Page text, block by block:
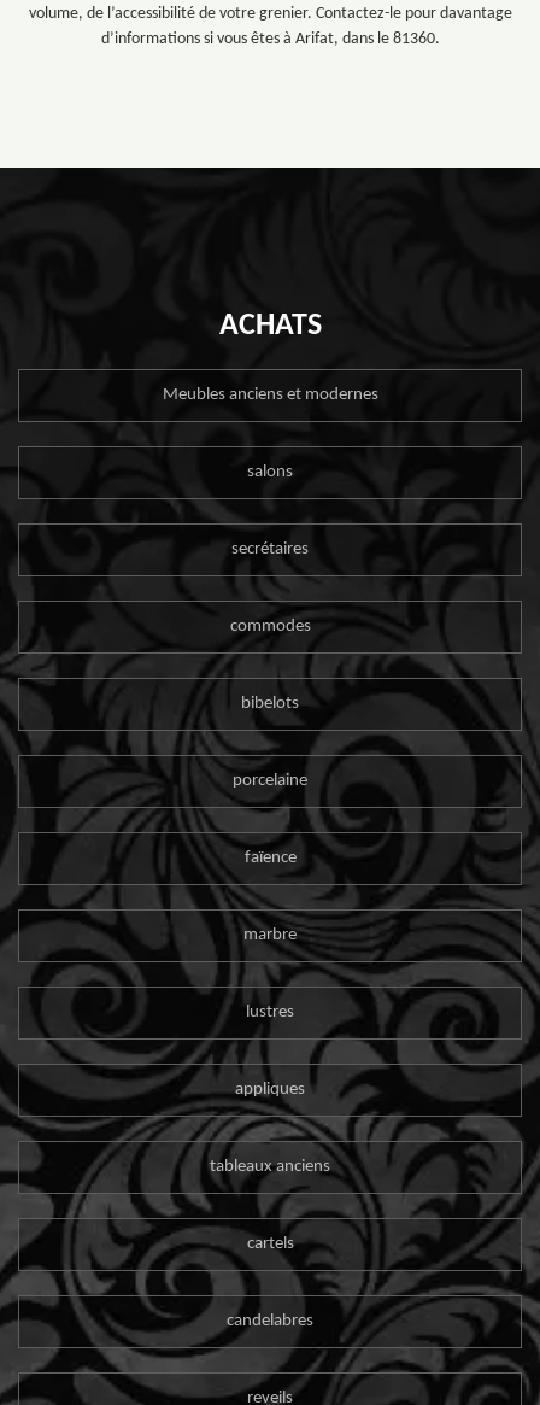
volume, de l’accessibilité de votre grenier. Contactez-le pour davantage
d’informations si vous êtes à Arifat, dans le 81360.
ACHATS
Meubles anciens et modernes
salons
secrétaires
commodes
bibelots
porcelaine
faïence
marbre
lustres
appliques
tableaux anciens
cartels
candelabres
reveils